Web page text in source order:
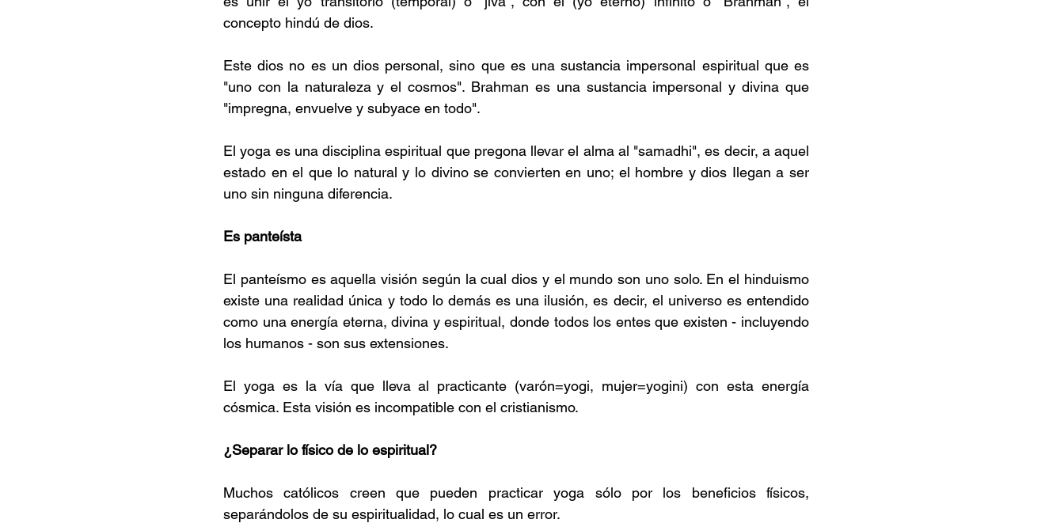
concepto hindú de dios.
Este dios no es un dios personal, sino que es una sustancia impersonal espiritual que es
"uno con la naturaleza y el cosmos". Brahman es una sustancia impersonal y divina que
"impregna, envuelve y subyace en todo".
El yoga es una disciplina espiritual que pregona llevar el alma al "samadhi", es decir, a aquel
estado en el que lo natural y lo divino se convierten en uno; el hombre y dios Ilegan a ser
uno sin ninguna diferencia.
Es panteísta
El panteísmo es aquella visión según la cual dios y el mundo son uno solo. En el hinduismo
existe una realidad única y todo lo demás es una ilusión, es decir, el universo es entendido
como una energía eterna, divina y espiritual, donde todos los entes que existen - incluyendo
los humanos - son sus extensiones.
El yoga es la vía que lleva al practicante (varón=yogi, mujer=yogini) con esta energía
cósmica. Esta visión es incompatible con el cristianismo.
¿Separar lo físico de lo espiritual?
Muchos católicos creen que pueden practicar yoga sólo por los beneficios físicos,
separándolos de su espiritualidad, lo cual es un error.